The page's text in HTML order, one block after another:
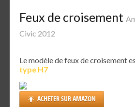
Feux de croisement
Civic 2012
Le modèle de feux de croisement
type H7
ACHETER SUR AMAZON